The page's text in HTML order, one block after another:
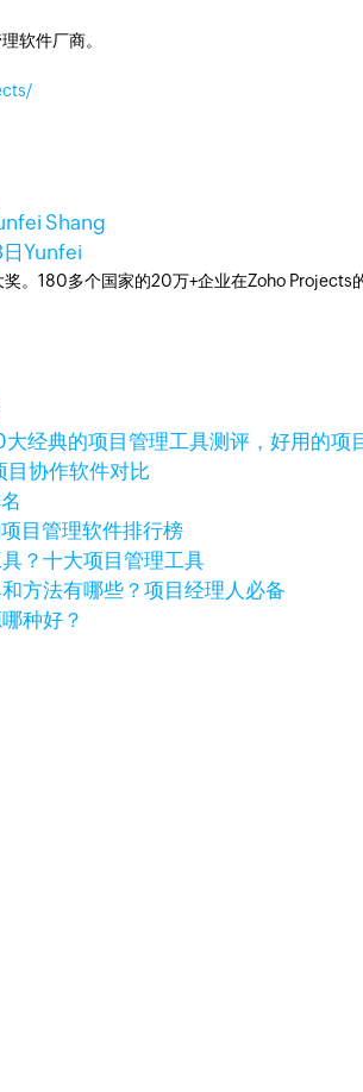
软件厂商。
Shang
Yunfei
。180多个国家的20万+企业在Zoho
大经典的项目管理工具测评，好用的项
协作软件对比
目管理软件排行榜
？十大项目管理工具
方法有哪些？项目经理人必备
种好？